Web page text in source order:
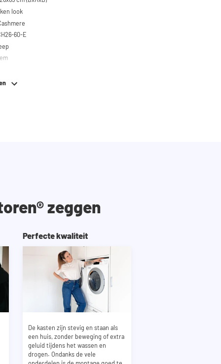
look
60-E
zeggen
Perfecte kwaliteit
De kasten zijn stevig en staan als
een huis, zonder beweging of extra
geluid tijdens het wassen en
drogen. Ondanks de vele